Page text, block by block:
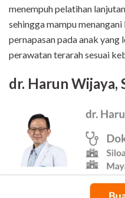
menempuh pelatihan
sehingga mampu
pernapasan pada anak
perawatan terarah sesuai
dr. Harun Wijaya,